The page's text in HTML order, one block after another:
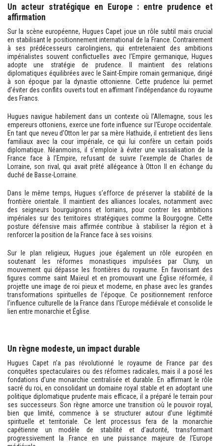
Un acteur stratégique en Europe : entre prudence et
affirmation
Sur la scène européenne, Hugues Capet joue un rôle subtil mais crucial
en stabilisant le positionnement international de la France. Contrairement
à ses prédécesseurs carolingiens, qui entretenaient des ambitions
impérialistes souvent conflictuelles avec l’Empire germanique, Hugues
adopte une stratégie de prudence. Il maintient des relations
diplomatiques équilibrées avec le Saint-Empire romain germanique, dirigé
à son époque par la dynastie ottonienne. Cette prudence lui permet
d’éviter des conflits ouverts tout en affirmant l’indépendance du royaume
des Francs.
Hugues navigue habilement dans un contexte où l’Allemagne, sous les
empereurs ottoniens, exerce une forte influence sur l’Europe occidentale.
En tant que neveu d’Otton Ier par sa mère Hathuide, il entretient des liens
familiaux avec la cour impériale, ce qui lui confère un certain poids
diplomatique. Néanmoins, il s’emploie à éviter une vassalisation de la
France face à l’Empire, refusant de suivre l’exemple de Charles de
Lorraine, son rival, qui avait prêté allégeance à Otton II en échange du
duché de Basse-Lorraine.
Dans le même temps, Hugues s’efforce de préserver la stabilité de la
frontière orientale. Il maintient des alliances locales, notamment avec
des seigneurs bourguignons et lorrains, pour contrer les ambitions
impériales sur des territoires stratégiques comme la Bourgogne. Cette
posture défensive mais affirmée contribue à stabiliser la région et à
renforcer la position de la France face à ses voisins.
Sur le plan religieux, Hugues joue également un rôle européen en
soutenant les réformes monastiques impulsées par Cluny, un
mouvement qui dépasse les frontières du royaume. En favorisant des
figures comme saint Maïeul et en promouvant une Église réformée, il
projette une image de roi pieux et moderne, en phase avec les grandes
transformations spirituelles de l’époque. Ce positionnement renforce
l’influence culturelle de la France dans l’Europe médiévale et consolide le
lien entre monarchie et Église.
Un règne modeste, un impact durable
Hugues Capet n’a pas révolutionné le royaume de France par des
conquêtes spectaculaires ou des réformes radicales, mais il a posé les
fondations d’une monarchie centralisée et durable. En affirmant le rôle
sacré du roi, en consolidant un domaine royal stable et en adoptant une
politique diplomatique prudente mais efficace, il a préparé le terrain pour
ses successeurs. Son règne amorce une transition où le pouvoir royal,
bien que limité, commence à se structurer autour d’une légitimité
spirituelle et territoriale. Ce lent processus fera de la monarchie
capétienne un modèle de stabilité et d’autorité, transformant
progressivement la France en une puissance majeure de l’Europe